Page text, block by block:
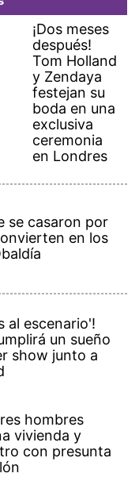
¡Dos meses
después!
Tom Holland
y Zendaya
festejan su
boda en una
exclusiva
ceremonia
en Londres
se casaron por
en los
al escenario'!
un sueño
show junto a
hombres
vivienda y
con presunta